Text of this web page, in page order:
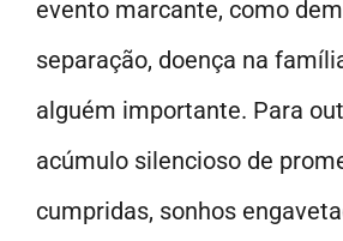
evento marcante, como
separação, doença na
alguém importante. Para
acúmulo silencioso de
cumpridas, sonhos